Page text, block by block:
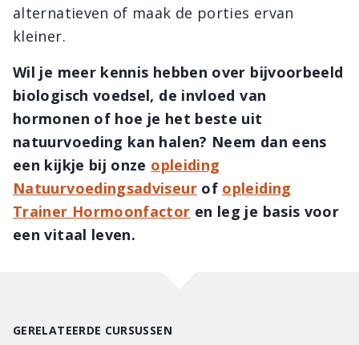
alternatieven of maak de porties ervan
kleiner.
Wil je meer kennis hebben over bijvoorbeeld
biologisch voedsel, de invloed van
hormonen of hoe je het beste uit
natuurvoeding kan halen? Neem dan eens
een kijkje bij onze opleiding
Natuurvoedingsadviseurof opleiding
Trainer Hormoonfactor en leg je basis voor
een vitaal leven.
GERELATEERDE CURSUSSEN